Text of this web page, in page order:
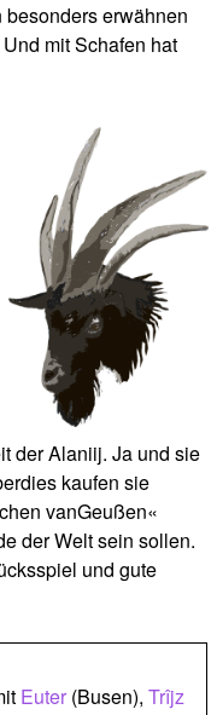
erwähnen
mit Schafen hat
der Alaniij. Ja und sie
kaufen sie
vanGeußen«
der Welt sein sollen.
und gute
Euter (Busen),Trîjz